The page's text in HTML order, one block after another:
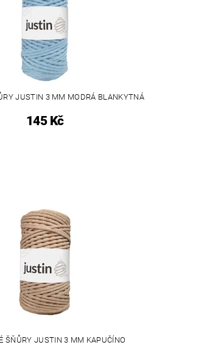
JUSTIN 3 MM MODRÁ BLANKYTNÁ
145 Kč
ŠŇŮRY JUSTIN 3 MM KAPUČÍNO